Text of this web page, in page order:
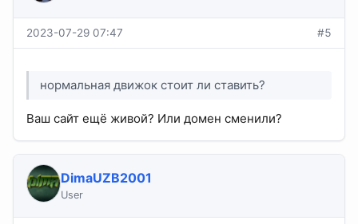
2023-07-29 07:47 #5
нормальная движок стоит ли ставить?
Ваш сайт ещё живой? Или домен сменили?
DimaUZB2001
User